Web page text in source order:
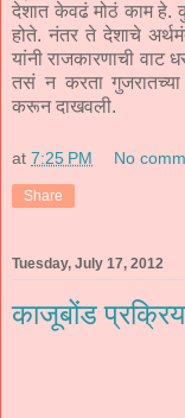
देशात केवढं मोठं काम हे.
होते. नंतर ते देशाचे
यांनी राजकारणाची वाट
तसं न करता गुजरातच्या
करून दाखवली.
at 7:25 PM No
Share
Tuesday, July 17, 2012
काजूबोंड